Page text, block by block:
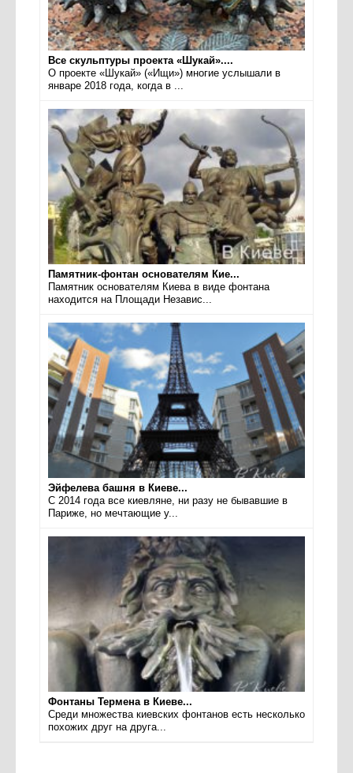
Все скульптуры проекта «Шукай»....
О проекте «Шукай» («Ищи») многие услышали в
январе 2018 года, когда в ...
Памятник-фонтан основателям Кие...
Памятник основателям Киева в виде фонтана
находится на Площади Независ...
Эйфелева башня в Киеве...
С 2014 года все киевляне, ни разу не бывавшие в
Париже, но мечтающие у...
Фонтаны Термена в Киеве...
Среди множества киевских фонтанов есть несколько
похожих друг на друга...